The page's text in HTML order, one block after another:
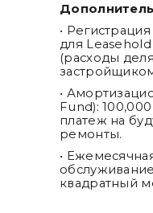
•
для
(расходы
•
Fund):
платеж на
ремонты.
•
квадратный